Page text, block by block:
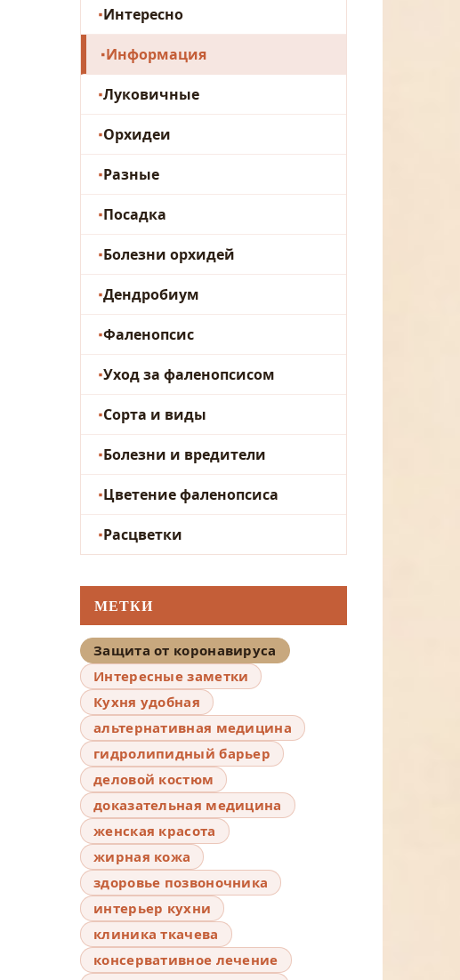
Интересно
Информация
Луковичные
Орхидеи
Разные
Посадка
Болезни орхидей
Дендробиум
Фаленопсис
Уход за фаленопсисом
Сорта и виды
Болезни и вредители
Цветение фаленопсиса
Расцветки
МЕТКИ
Защита от коронавируса
Интересные заметки
Кухня удобная
альтернативная медицина
гидролипидный барьер
деловой костюм
доказательная медицина
женская красота
жирная кожа
здоровье позвоночника
интерьер кухни
клиника ткачева
консервативное лечение